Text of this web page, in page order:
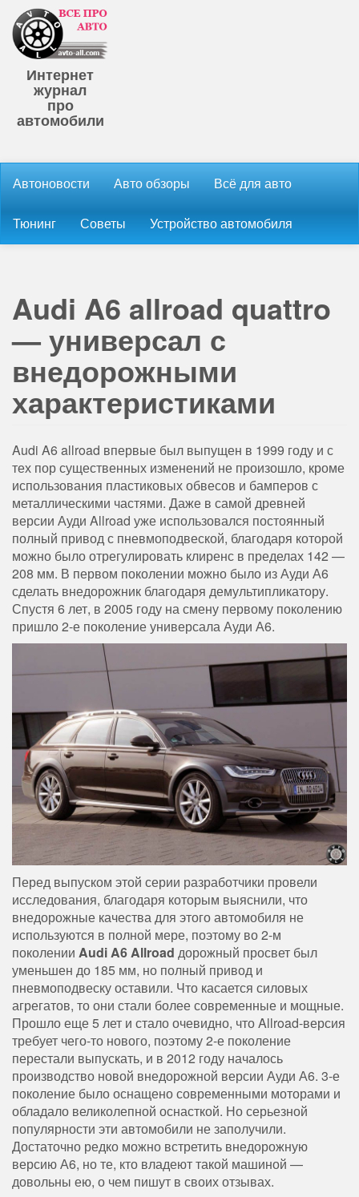
Интернет
журнал
про
автомобили
Автоновости Авто обзоры Всё для авто
Тюнинг Советы Устройство автомобиля
Audi A6 allroad quattro
— универсал с
внедорожными
характеристиками
Audi A6 allroad впервые был выпущен в 1999 году и с
тех пор существенных изменений не произошло, кроме
использования пластиковых обвесов и бамперов с
металлическими частями. Даже в самой древней
версии Ауди Allroad уже использовался постоянный
полный привод с пневмоподвеской, благодаря которой
можно было отрегулировать клиренс в пределах 142 —
208 мм. В первом поколении можно было из Ауди А6
сделать внедорожник благодаря демультипликатору.
Спустя 6 лет, в 2005 году на смену первому поколению
пришло 2-е поколение универсала Ауди А6.
Перед выпуском этой серии разработчики провели
исследования, благодаря которым выяснили, что
внедорожные качества для этого автомобиля не
используются в полной мере, поэтому во 2-м
поколении Audi A6 Allroad дорожный просвет был
уменьшен до 185 мм, но полный привод и
пневмоподвеску оставили. Что касается силовых
агрегатов, то они стали более современные и мощные.
Прошло еще 5 лет и стало очевидно, что Allroad-версия
требует чего-то нового, поэтому 2-е поколение
перестали выпускать, и в 2012 году началось
производство новой внедорожной версии Ауди А6. 3-е
поколение было оснащено современными моторами и
обладало великолепной оснасткой. Но серьезной
популярности эти автомобили не заполучили.
Достаточно редко можно встретить внедорожную
версию А6, но те, кто владеют такой машиной —
довольны ею, о чем пишут в своих отзывах.